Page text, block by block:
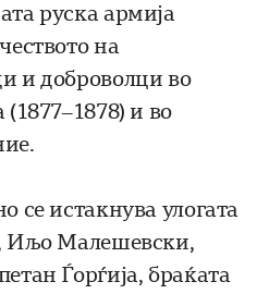
руска армија
на
и доброволци во
(1877–1878) и во
се истакнува улогата
Иљо Малешевски,
Ѓорѓија, браќата